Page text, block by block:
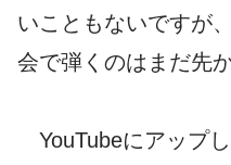
いこともないですが
会で弾くのはまだ先
YouTubeにアップ